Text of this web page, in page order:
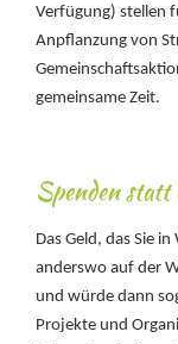
Verfügung) stellen
Anpflanzung von
gemeinsame Zeit.
Spenden statt
Das Geld, das Sie
anderswo auf der
und würde dann
Projekte und